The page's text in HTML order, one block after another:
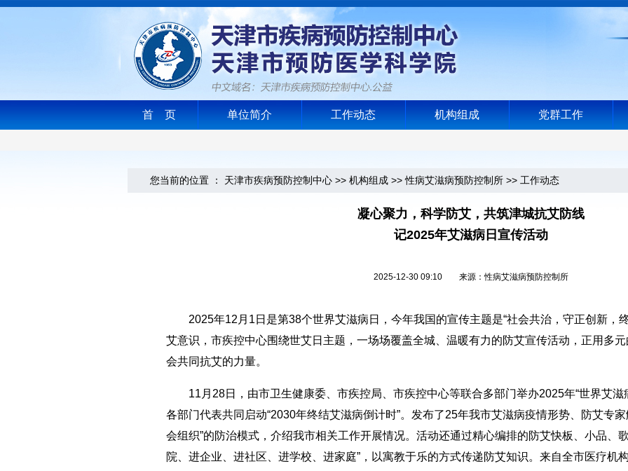
首 页 单位简介 工作动态 机构组成 党群工作
您当前的位置 ： 天津市疾病预防控制中心 >> 机构组成 >>性病艾滋病预防控制所 >> 工作动态
凝心聚力，科学防艾，共筑津城抗艾防线
记2025年艾滋病日宣传活动
2025-12-30 09:10 来源：性病艾滋病预防控制所
2025年12月1日是第38个世界艾滋病日，今年我国的宣传主题是“社会共治，守正创新，
艾意识，市疾控中心围绕世艾日主题，一场场覆盖全城、温暖有力的防艾宣传活动，正用多
会共同抗艾的力量。
11月28日，由市卫生健康委、市疾控局、市疾控中心等联合多部门举办2025年“世界艾滋
各部门代表共同启动“2030年终结艾滋病倒计时”。发布了25年我市艾滋病疫情形势、防艾专
会组织”的防治模式，介绍我市相关工作开展情况。活动还通过精心编排的防艾快板、小品、
院、进企业、进社区、进学校、进家庭”，以寓教于乐的方式传递防艾知识。来自全市医疗机